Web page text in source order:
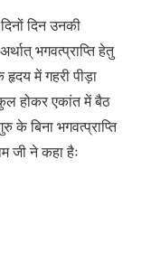
दिन उनकी
भगवत्प्राप्ति हेतु
में गहरी पीड़ा
होकर एकांत में बैठ
के बिना भगवत्प्राप्ति
जी ने कहा हैः